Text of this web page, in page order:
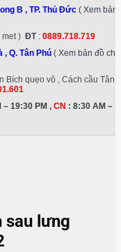
B , TP. Thủ Đức ( Xem bản
) ĐT: 0889.718.719
Q. Tân Phú ( Xem bản đồ chỉ
Bích quẹo vô , Cách cầu Tân
19:30 PM , CN : 8:30 AM –
sau lưng